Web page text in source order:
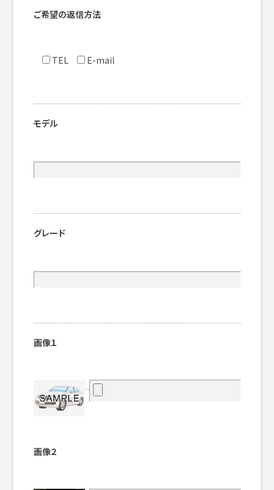
ご希望の返信方法
TEL E-mail
モデル
グレード
画像１
画像２